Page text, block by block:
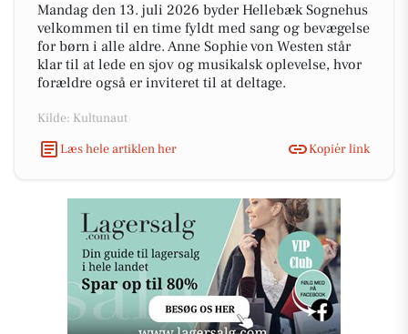
Mandag den 13. juli 2026 byder Hellebæk Sognehus
velkommen til en time fyldt med sang og bevægelse
for børn i alle aldre. Anne Sophie von Westen står
klar til at lede en sjov og musikalsk oplevelse, hvor
forældre også er inviteret til at deltage.
Kilde: Kultunaut
Læs hele artiklen her
Kopiér link